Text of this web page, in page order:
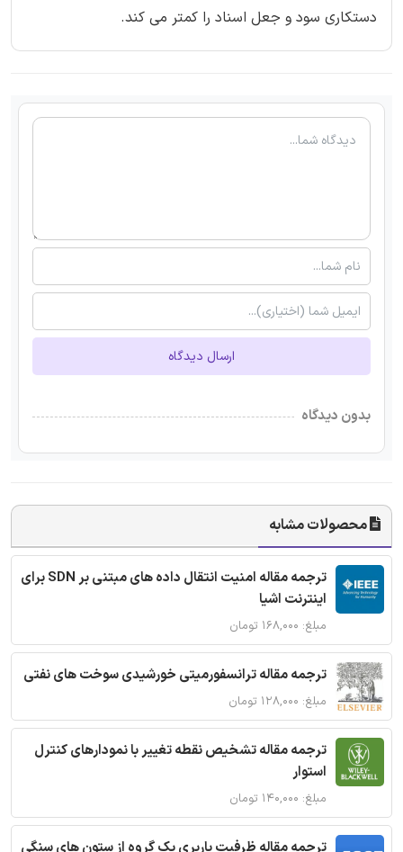
دستکاری سود و جعل اسناد را کمتر می کند.
ارسال دیدگاه
بدون دیدگاه
محصولات مشابه
ترجمه مقاله امنیت انتقال داده های مبتنی بر SDN برای
اینترنت اشیا
مبلغ: ۱۶۸,۰۰۰ تومان
ترجمه مقاله ترانسفورمیتی خورشیدی سوخت های نفتی
مبلغ: ۱۲۸,۰۰۰ تومان
ترجمه مقاله تشخیص نقطه تغییر با نمودارهای کنترل
استوار
مبلغ: ۱۴۰,۰۰۰ تومان